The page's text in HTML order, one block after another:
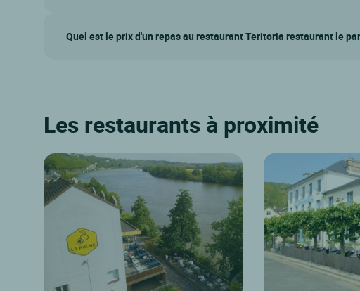
Quel est le prix d'un repas au restaurant Teritoria restaurant le
Les restaurants à proximité